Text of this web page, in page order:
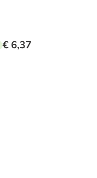
€ 6,37